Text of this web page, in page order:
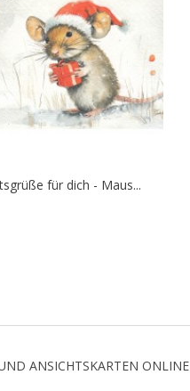
für dich - Maus...
ANSICHTSKARTEN ONLINE